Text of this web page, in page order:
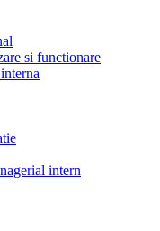
si functionare
intern